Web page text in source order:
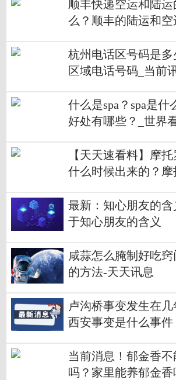
顺丰快递空运和陆
么？顺丰的陆运和
杭州电话区号码是多
区域电话号码_当前
什么是spa？spa是什
好处有哪些？_世界
【天天速看料】摩
什么时候出来的？
最新：知心朋友的
于知心朋友的含义
咸蒜怎么腌制好吃窍
的方法-天天讯息
卢沟桥事变发生在几
西安事变是什么事件
当前消息！郁金香
吗？家里能养郁金香